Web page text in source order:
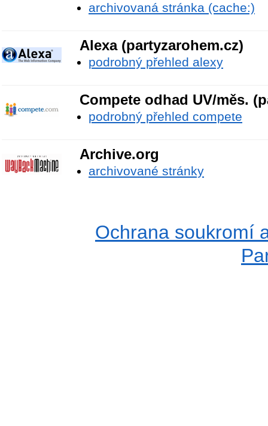
archivovaná stránka (cache:)
Alexa (partyzarohem.cz)
podrobný přehled alexy
Compete odhad UV/měs.
podrobný přehled compete
Archive.org
archivované stránky
Ochrana soukromí